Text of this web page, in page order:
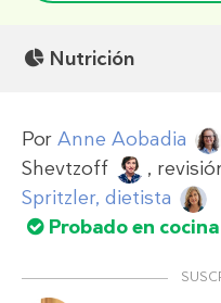
Nutrición
Por Anne Aobadia
Shevtzoff
,
Spritzler, dietista
Probado en cocina